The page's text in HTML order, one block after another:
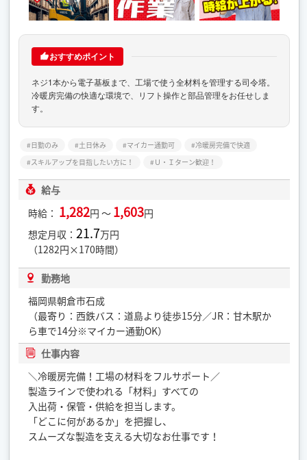
おすすめポイント
ネジ1本から電子基板まで、工場で使う全材料を管理する司令塔。
冷暖房完備の快適な環境で、リフト操作と部品管理をお任せしま
す。
日勤のみ 土日休み マイカー通勤可
冷暖房完備で快適
スキルアップを目指したい方に！
Ｕ・Ｉターン歓迎！
給与
時給： 1,282円 ～ 1,603円
想定月収：21.7万円
（1282円×170時間）
勤務地
福岡県朝倉市石成
（最寄り：西鉄バス：道島より徒歩15分／JR：甘木駅か
ら車で14分※マイカー通勤OK）
仕事内容
＼冷暖房完備！工場の材料をフルサポート／
製造ラインで使われる「材料」すべての
入出荷・保管・供給を担当します。
「どこに何があるか」を把握し、
スムーズな製造を支える大切なお仕事です！